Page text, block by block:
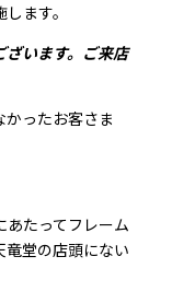
ます。
ざいます。ご来店
ったお客さま
たってフレーム
竜堂の店頭にない